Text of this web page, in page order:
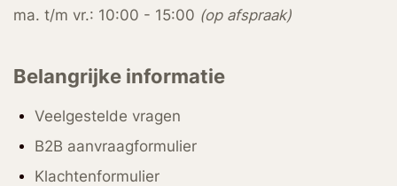
ma. t/m vr.: 10:00 - 15:00 (op afspraak)
Belangrijke informatie
Veelgestelde vragen
B2B aanvraagformulier
Klachtenformulier